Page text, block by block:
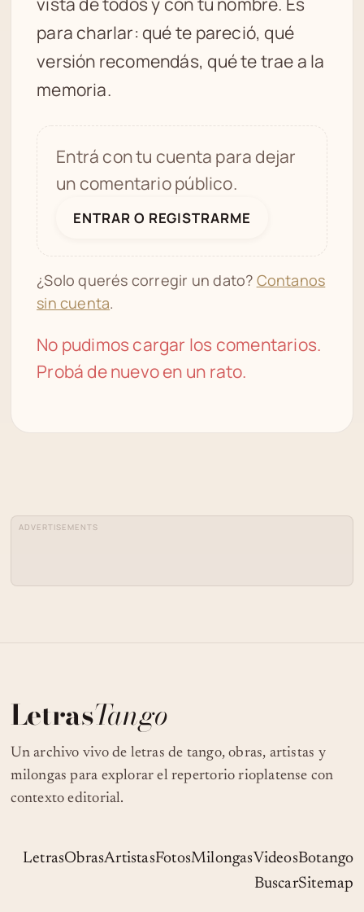
para charlar: qué te pareció, qué
versión recomendás, qué te trae a la
memoria.
Entrá con tu cuenta para dejar
un comentario público.
ENTRAR O REGISTRARME
¿Solo querés corregir un dato? Contanos
sin cuenta.
No pudimos cargar los comentarios.
Probá de nuevo en un rato.
ADVERTISEMENTS
LetrasTango
Un archivo vivo de letras de tango, obras, artistas y
milongas para explorar el repertorio rioplatense con
contexto editorial.
LetrasObrasArtistasFotosMilongasVideosBotango
BuscarSitemap